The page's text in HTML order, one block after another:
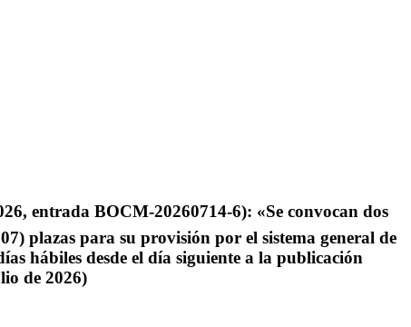
entrada BOCM-20260714-6): «Se convocan dos
plazas para su provisión por el sistema general de
hábiles desde el día siguiente a la publicación
de 2026)